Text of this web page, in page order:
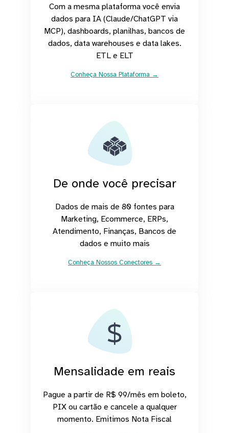
Com a mesma plataforma você envia
dados para IA (Claude/ChatGPT via
MCP), dashboards, planilhas, bancos de
dados, data warehouses e data lakes.
ETL e ELT
Conheça Nossa Plataforma →
De onde você precisar
Dados de mais de 80 fontes para
Marketing, Ecommerce, ERPs,
Atendimento, Finanças, Bancos de
dados e muito mais
Conheça Nossos Conectores →
Mensalidade em reais
Pague a partir de R$ 99/mês em boleto,
PIX ou cartão e cancele a qualquer
momento. Emitimos Nota Fiscal